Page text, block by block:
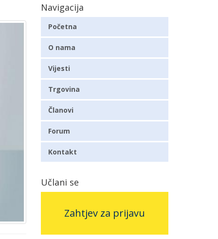
Navigacija
Početna
O nama
Vijesti
Trgovina
Članovi
Forum
Kontakt
Učlani se
Zahtjev za prijavu